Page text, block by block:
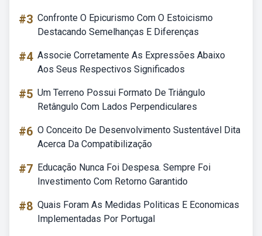
#3 Confronte O Epicurismo Com O Estoicismo
Destacando Semelhanças E Diferenças
#4 Associe Corretamente As Expressões Abaixo
Aos Seus Respectivos Significados
#5 Um Terreno Possui Formato De Triângulo
Retângulo Com Lados Perpendiculares
#6 O Conceito De Desenvolvimento Sustentável Dita
Acerca Da Compatibilização
#7 Educação Nunca Foi Despesa. Sempre Foi
Investimento Com Retorno Garantido
#8 Quais Foram As Medidas Politicas E Economicas
Implementadas Por Portugal